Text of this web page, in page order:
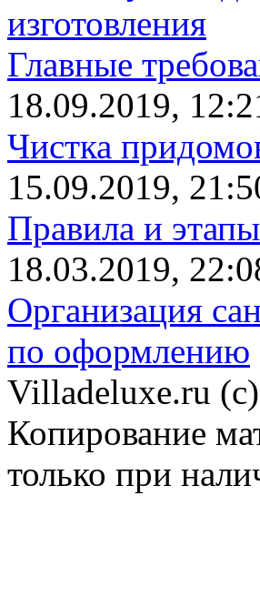
изготовления
Главные
18.09.2019,
Чистка
15.09.2019,
Правила и
18.03.2019,
Организация
по оформлению
Villadeluxe.ru
Копирование
только при